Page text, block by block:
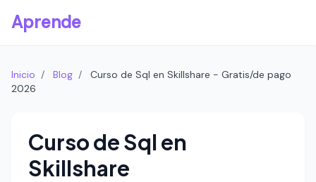
Aprende
Inicio / Blog /
Curso de Sql en Skillshare - Gratis/de pago
2026
Curso de Sql en
Skillshare